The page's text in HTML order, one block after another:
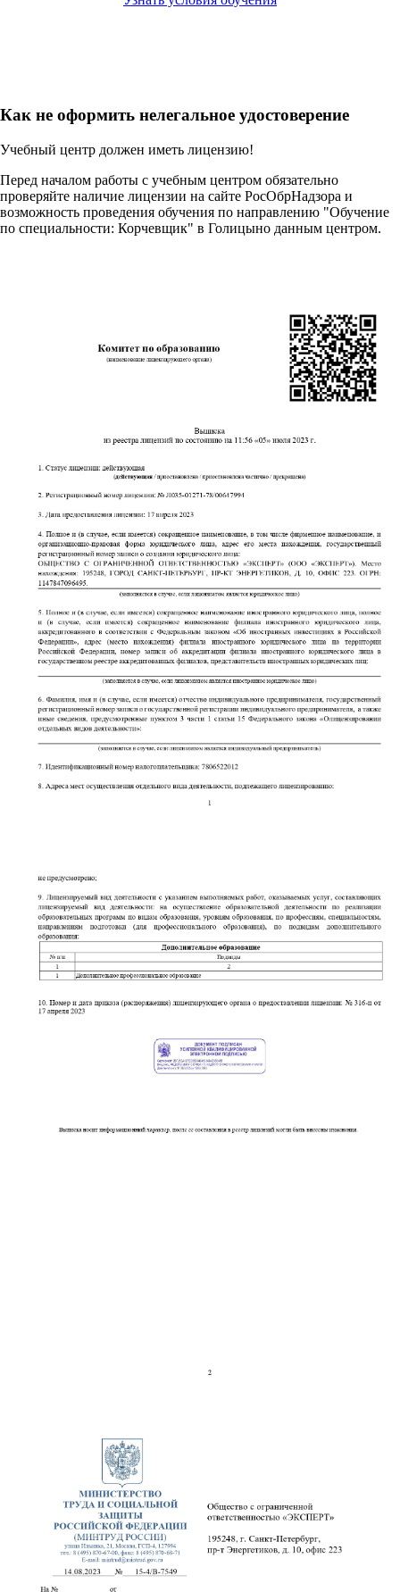
Как не оформить нелегальное удостоверение
Учебный центр должен иметь лицензию!
Перед началом работы с учебным центром обязательно
проверяйте наличие лицензии на сайте РосОбрНадзора и
возможность проведения обучения по направлению "Обучение
по специальности: Корчевщик" в Голицыно данным центром.